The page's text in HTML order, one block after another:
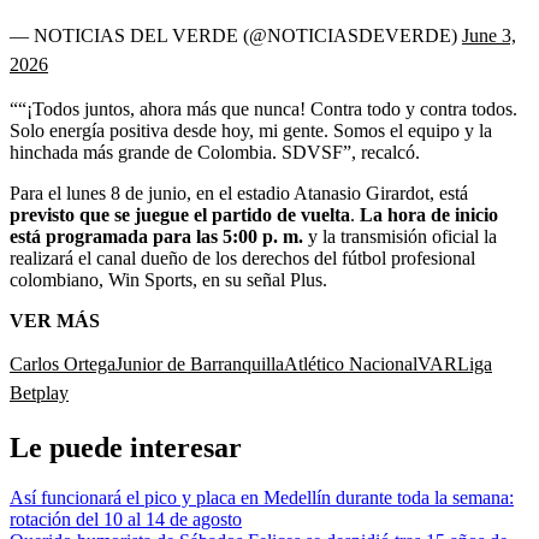
— NOTICIAS DEL VERDE (@NOTICIASDEVERDE) June 3,
2026
““¡Todos juntos, ahora más que nunca! Contra todo y contra todos.
Solo energía positiva desde hoy, mi gente. Somos el equipo y la
hinchada más grande de Colombia. SDVSF”, recalcó.
Para el lunes 8 de junio, en el estadio Atanasio Girardot, está
previsto que se juegue el partido de vuelta. La hora de inicio
está programada para las 5:00 p. m. y la transmisión oficial la
realizará el canal dueño de los derechos del fútbol profesional
colombiano, Win Sports, en su señal Plus.
VER MÁS
Carlos OrtegaJunior de BarranquillaAtlético NacionalVARLiga
Betplay
Le puede interesar
Así funcionará el pico y placa en Medellín durante toda la semana:
rotación del 10 al 14 de agosto